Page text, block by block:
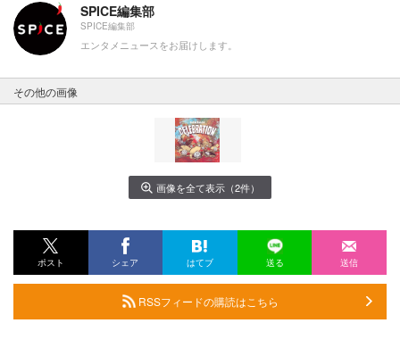
SPICE編集部
SPICE編集部
エンタメニュースをお届けします。
その他の画像
画像を全て表示（2件）
ポスト シェア はてブ 送る 送信
RSSフィードの購読はこちら